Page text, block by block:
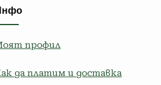
профил
да платим и доставка